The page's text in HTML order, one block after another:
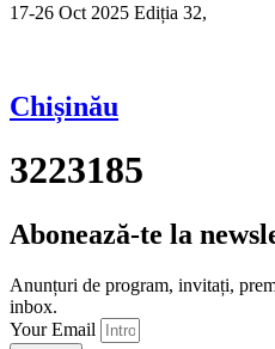
17-26 Oct 2025 Ediția 32,
Chișinău
3223185
Abonează-te la
Anunțuri de program, invitați,
inbox.
Your Email